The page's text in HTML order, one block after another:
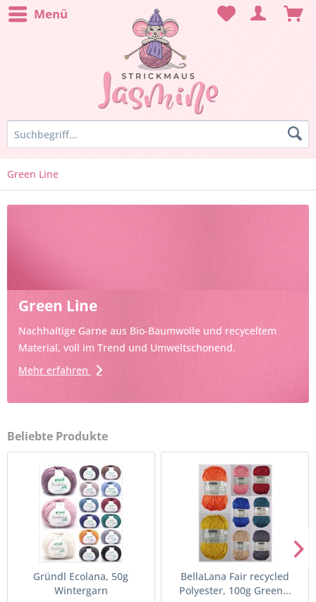
Menü
Green Line
Green Line
Nachhaltige Garne aus Bio-Baumwolle und recyceltem
Material, voll im Trend und Umweltschonend.
Mehr erfahren
Beliebte Produkte
Gründl Ecolana, 50g
Wintergarn
BellaLana Fair recycled
Polyester, 100g Green...